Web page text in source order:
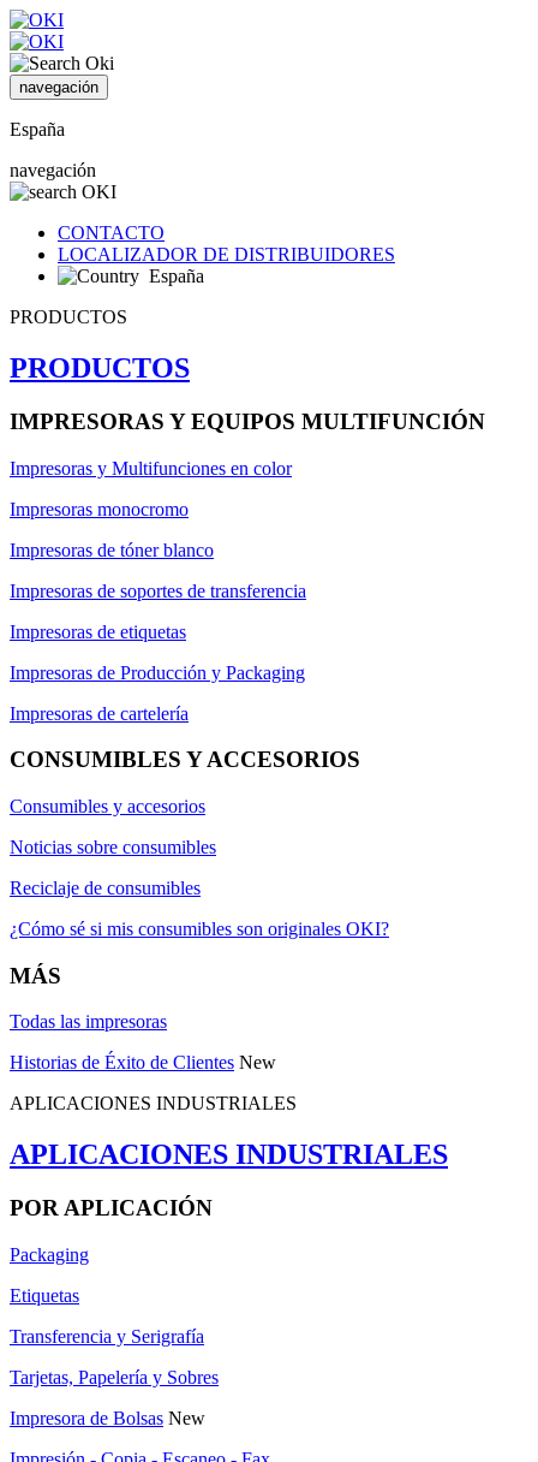
navegación
España
navegación
CONTACTO
LOCALIZADOR DE DISTRIBUIDORES
España
PRODUCTOS
PRODUCTOS
IMPRESORAS Y EQUIPOS MULTIFUNCIÓN
Impresoras y Multifunciones en color
Impresoras monocromo
Impresoras de tóner blanco
Impresoras de soportes de transferencia
Impresoras de etiquetas
Impresoras de Producción y Packaging
Impresoras de cartelería
CONSUMIBLES Y ACCESORIOS
Consumibles y accesorios
Noticias sobre consumibles
Reciclaje de consumibles
¿Cómo sé si mis consumibles son originales OKI?
MÁS
Todas las impresoras
Historias de Éxito de Clientes New
APLICACIONES INDUSTRIALES
APLICACIONES INDUSTRIALES
POR APLICACIÓN
Packaging
Etiquetas
Transferencia y Serigrafía
Tarjetas, Papelería y Sobres
Impresora de Bolsas New